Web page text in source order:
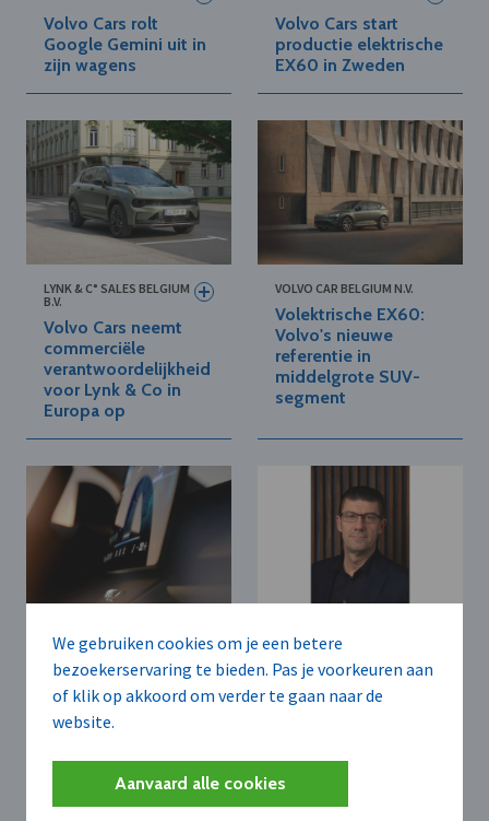
We gebruiken cookies om je een betere
bezoekerservaring te bieden. Pas je voorkeuren aan
of klik op akkoord om verder te gaan naar de
website.
Aanvaard alle cookies
Volvo Cars rolt
Google Gemini uit in
zijn wagens
Volvo Cars start
productie elektrische
EX60 in Zweden
LYNK & C° SALES BELGIUM
B.V.
Volvo Cars neemt
commerciële
verantwoordelijkheid
voor Lynk & Co in
Europa op
VOLVO CAR BELGIUM N.V.
Volektrische EX60:
Volvo's nieuwe
referentie in
middelgrote SUV-
segment
Volvo EX60
introduceert
natuurlijke
spraakinteractie met
Volvo Car Belux
benoemt Michel De
Coninck tot
West-Europa